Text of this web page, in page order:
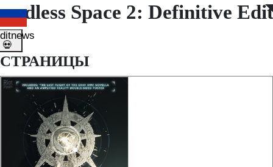
Endless Space 2: Definitive
◤ ◥
💀
СТРАНИЦЫ